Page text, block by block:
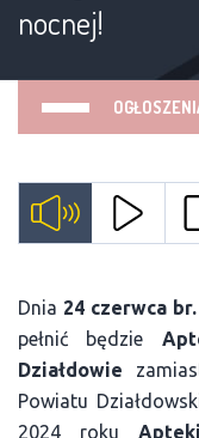
nocnej!
Dnia 24 czerwca br.
pełnić będzie
Działdowie
Powiatu
2024 roku